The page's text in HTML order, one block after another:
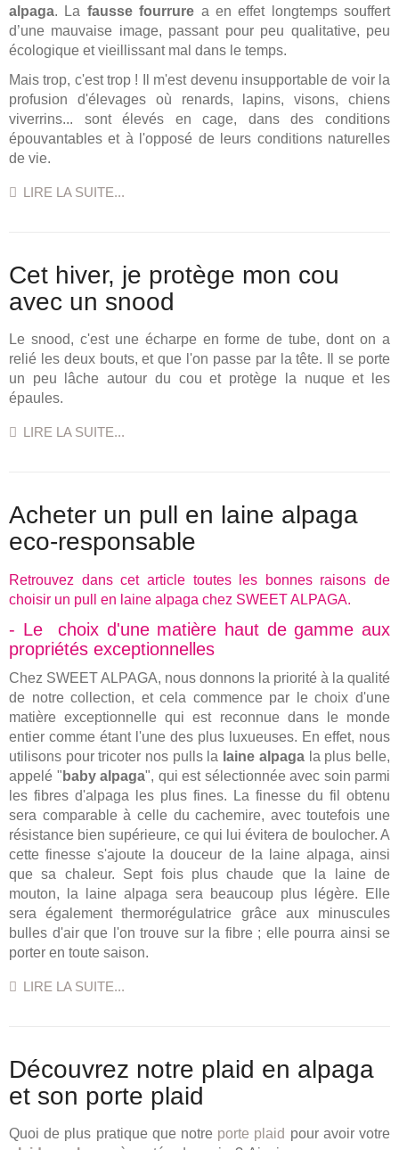
alpaga. La fausse fourrure a en effet longtemps souffert
d’une mauvaise image, passant pour peu qualitative, peu
écologique et vieillissant mal dans le temps.
Mais trop, c'est trop ! Il m'est devenu insupportable de voir la
profusion d'élevages où renards, lapins, visons, chiens
viverrins... sont élevés en cage, dans des conditions
épouvantables et à l'opposé de leurs conditions naturelles
de vie.
LIRE LA SUITE...
Cet hiver, je protège mon cou
avec un snood
Le snood, c'est une écharpe en forme de tube, dont on a
relié les deux bouts, et que l'on passe par la tête. Il se porte
un peu lâche autour du cou et protège la nuque et les
épaules.
LIRE LA SUITE...
Acheter un pull en laine alpaga
eco-responsable
Retrouvez dans cet article toutes les bonnes raisons de
choisir un pull en laine alpaga chez SWEET ALPAGA.
- Le choix d'une matière haut de gamme aux
propriétés exceptionnelles
Chez SWEET ALPAGA, nous donnons la priorité à la qualité
de notre collection, et cela commence par le choix d'une
matière exceptionnelle qui est reconnue dans le monde
entier comme étant l'une des plus luxueuses. En effet, nous
utilisons pour tricoter nos pulls la laine alpagala plus belle,
appelé " baby alpaga", qui est sélectionnée avec soin parmi
les fibres d'alpaga les plus fines. La finesse du fil obtenu
sera comparable à celle du cachemire, avec toutefois une
résistance bien supérieure, ce qui lui évitera de boulocher. A
cette finesse s'ajoute la douceur de la laine alpaga, ainsi
que sa chaleur. Sept fois plus chaude que la laine de
mouton, la laine alpaga sera beaucoup plus légère. Elle
sera également thermorégulatrice grâce aux minuscules
bulles d'air que l'on trouve sur la fibre ; elle pourra ainsi se
porter en toute saison.
LIRE LA SUITE...
Découvrez notre plaid en alpaga
et son porte plaid
Quoi de plus pratique que notre porte plaid pour avoir votre